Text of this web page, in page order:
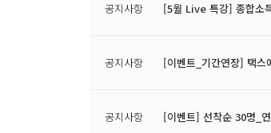
공지사항 [5월 Live 특강] 종합소
공지사항 [이벤트_기간연장] 택
공지사항 [이벤트] 선착순 30명_